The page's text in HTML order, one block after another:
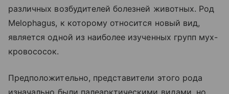
различных возбудителей болезней животных. Род
Melophagus, к которому относится новый вид,
является одной из наиболее изученных групп мух-
кровососок.
Предположительно, представители этого рода
изначально были палеарктическими видами, но